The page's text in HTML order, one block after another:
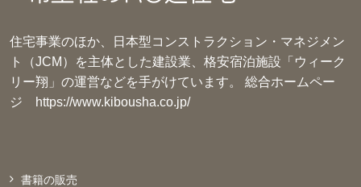
住宅事業のほか、日本型コンストラクション・マネジメン
ト（JCM）を主体とした建設業、格安宿泊施設「ウィーク
リー翔」の運営などを手がけています。 総合ホームペー
ジ
https://www.kibousha.co.jp/
書籍の販売